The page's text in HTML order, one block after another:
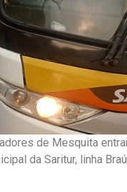
de Mesquita
da Saritur, linha